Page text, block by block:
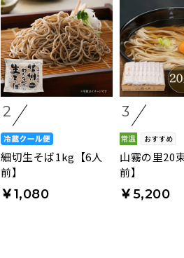
2
細切生そば1kg【6人
前】
￥1,080
3
山霧の里20
前】
￥5,200